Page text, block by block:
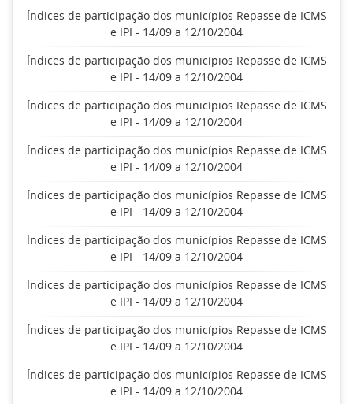
Índices de participação dos municípios Repasse de ICMS
e IPI - 14/09 a 12/10/2004
Índices de participação dos municípios Repasse de ICMS
e IPI - 14/09 a 12/10/2004
Índices de participação dos municípios Repasse de ICMS
e IPI - 14/09 a 12/10/2004
Índices de participação dos municípios Repasse de ICMS
e IPI - 14/09 a 12/10/2004
Índices de participação dos municípios Repasse de ICMS
e IPI - 14/09 a 12/10/2004
Índices de participação dos municípios Repasse de ICMS
e IPI - 14/09 a 12/10/2004
Índices de participação dos municípios Repasse de ICMS
e IPI - 14/09 a 12/10/2004
Índices de participação dos municípios Repasse de ICMS
e IPI - 14/09 a 12/10/2004
Índices de participação dos municípios Repasse de ICMS
e IPI - 14/09 a 12/10/2004